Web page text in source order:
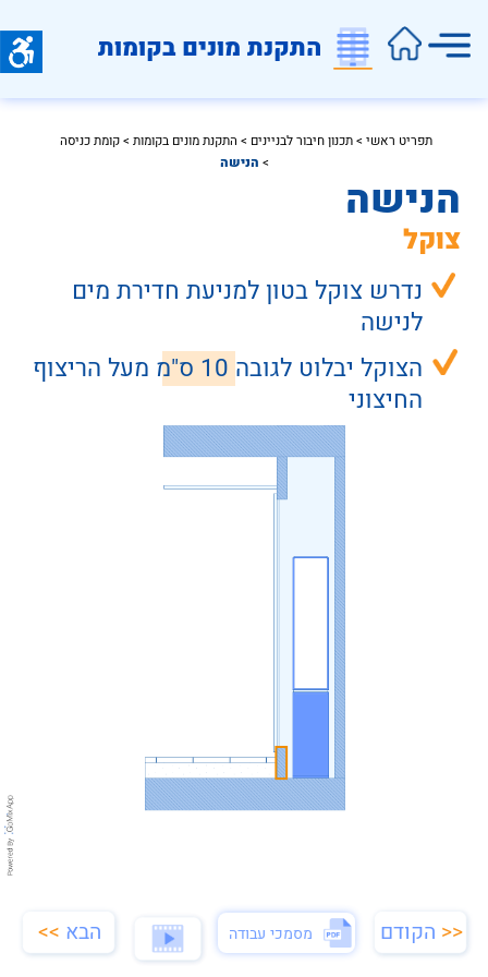
מסמכי עבודה
התקנת מונים בקומות
הנישה
צוקל
לנישה
הצוקל יבלוט לגובה 10 ס"מ
החיצוני
תפריט ראשי > תכנון חיבור לבניינים > התקנת מונים בקומות > קומת כניסה
> הנישה
<< הקודם הבא >>